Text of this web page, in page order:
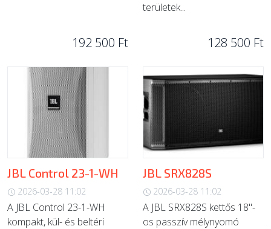
192 500 Ft
területek...
128 500 Ft
JBL Control 23-1-WH
2026-03-28 11:02
A JBL Control 23-1-WH
kompakt, kül- és beltéri
JBL SRX828S
2026-03-28 11:02
A JBL SRX828S kettős 18"-
os passzív mélynyomó